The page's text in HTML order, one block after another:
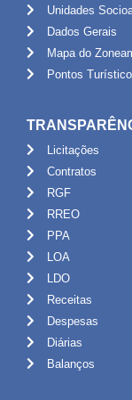
Unidades
Dados Gerais
Mapa do
Pontos
Licitações
Contratos
RGF
RREO
PPA
LOA
LDO
Receitas
Despesas
Diárias
Balanços